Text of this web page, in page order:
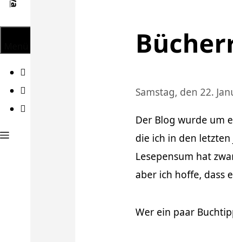
Samstag, den 22.
Der Blog wurde um
die ich in den letzten
Lesepensum hat
aber ich hoffe, dass
Wer ein paar